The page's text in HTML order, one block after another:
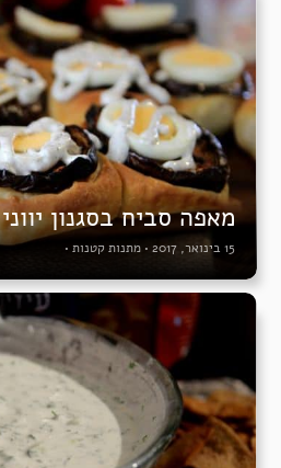
מאפה סביח בסגנון יווני
15 בינואר, 2017 • מתנות קטנות •